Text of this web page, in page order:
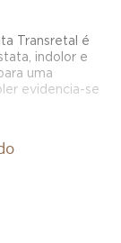
Transretal é
indolor e
uma
evidencia-se